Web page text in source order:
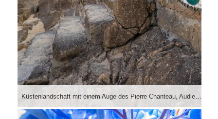
Küstenlandschaft mit einem Auge des Pierre Chanteau, Audierne. Das Auge kommt durch das Superweitwinkel gut zur Geltung